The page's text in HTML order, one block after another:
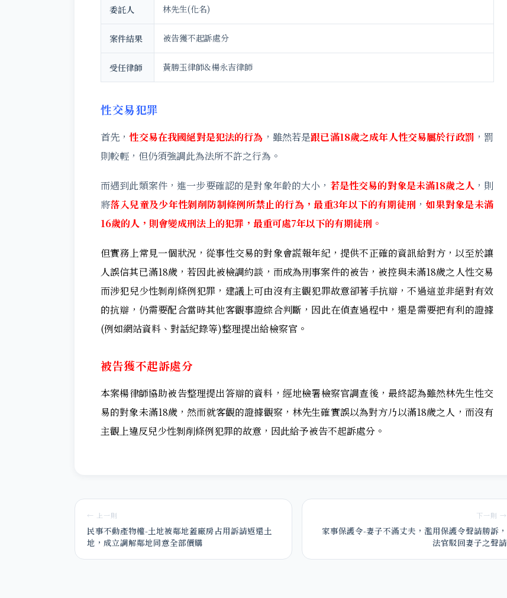
委託人 林先生(化名)
案件結果 被告獲不起訴處分
受任律師 黃勝玉律師&楊永吉律師
性交易犯罪
首先，性交易在我國絕對是犯法的行為 ，雖然若是跟已滿18歲之成年人性交易屬於行政罰 ，罰
則較輕，但仍須強調此為法所不許之行為。
而遇到此類案件，進一步要確認的是對象年齡的大小， 若是性交易的對象是未滿18歲之人，則
將落入兒童及少年性剝削防制條例所禁止的行為，最重3年以下的有期徒刑 ， 如果對象是未滿
16歲的人，則會變成刑法上的犯罪，最重可處7年以下的有期徒刑。
但實務上常見一個狀況，從事性交易的對象會謊報年紀，提供不正確的資訊給對方，以至於讓
人誤信其已滿18歲，若因此被檢調約談，而成為刑事案件的被告，被控與未滿18歲之人性交易
而涉犯兒少性剝削條例犯罪，建議上可由沒有主觀犯罪故意卻著手抗辯，不過這並非絕對有效
的抗辯，仍需要配合當時其他客觀事證綜合判斷，因此在偵查過程中，還是需要把有利的證據
(例如網站資料、對話紀錄等)整理提出給檢察官。
被告獲不起訴處分
本案楊律師協助被告整理提出答辯的資料，經地檢署檢察官調查後，最終認為雖然林先生性交
易的對象未滿18歲，然而就客觀的證據觀察，林先生確實誤以為對方乃以滿18歲之人，而沒有
主觀上違反兒少性剝削條例犯罪的故意，因此給予被告不起訴處分。
← 上一則
民事不動產物權-土地被鄰地蓋廠房占用訴請返還土
地，成立調解鄰地同意全部價購
下一則 →
家事保護令-妻子不滿丈夫，濫用保護令聲請勝訴，
法官駁回妻子之聲請